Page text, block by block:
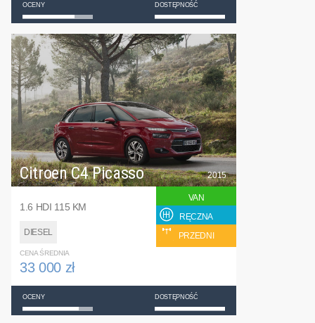
OCENY DOSTĘPNOŚĆ
Citroen C4 Picasso
1.6 HDI 115 KM
DIESEL
2015
VAN
RĘCZNA
PRZEDNI
CENA ŚREDNIA
33 000 zł
OCENY DOSTĘPNOŚĆ